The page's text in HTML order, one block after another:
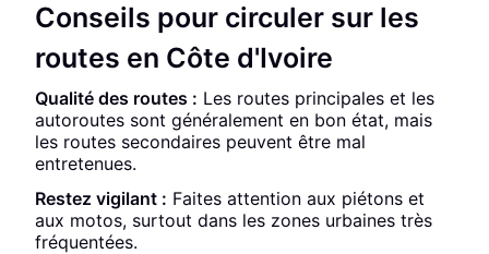
Conseils pour circuler sur les
routes en Côte d'Ivoire
Qualité des routes : Les routes principales et les
autoroutes sont généralement en bon état, mais
les routes secondaires peuvent être mal
entretenues.
Restez vigilant : Faites attention aux piétons et
aux motos, surtout dans les zones urbaines très
fréquentées.